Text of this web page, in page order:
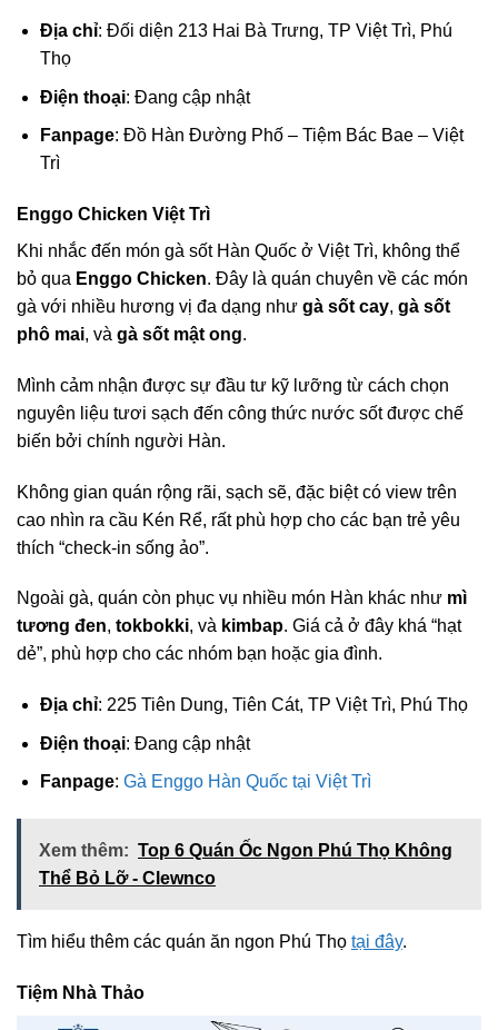
Địa chỉ: Đối diện 213 Hai Bà Trưng, TP Việt Trì, Phú
Thọ
Điện thoại: Đang cập nhật
Fanpage: Đồ Hàn Đường Phố – Tiệm Bác Bae – Việt
Trì
Enggo Chicken Việt Trì
Khi nhắc đến món gà sốt Hàn Quốc ở Việt Trì, không thể
bỏ qua Enggo Chicken. Đây là quán chuyên về các món
gà với nhiều hương vị đa dạng như gà sốt cay, gà sốt
phô mai, và gà sốt mật ong.
Mình cảm nhận được sự đầu tư kỹ lưỡng từ cách chọn
nguyên liệu tươi sạch đến công thức nước sốt được chế
biến bởi chính người Hàn.
Không gian quán rộng rãi, sạch sẽ, đặc biệt có view trên
cao nhìn ra cầu Kén Rể, rất phù hợp cho các bạn trẻ yêu
thích “check-in sống ảo”.
Ngoài gà, quán còn phục vụ nhiều món Hàn khác như mì
tương đen, tokbokki, và kimbap. Giá cả ở đây khá “hạt
dẻ”, phù hợp cho các nhóm bạn hoặc gia đình.
Địa chỉ: 225 Tiên Dung, Tiên Cát, TP Việt Trì, Phú Thọ
Điện thoại: Đang cập nhật
Fanpage: Gà Enggo Hàn Quốc tại Việt Trì
Xem thêm: Top 6 Quán Ốc Ngon Phú Thọ Không
Thể Bỏ Lỡ - Clewnco
Tìm hiểu thêm các quán ăn ngon Phú Thọ tại đây.
Tiệm Nhà Thảo